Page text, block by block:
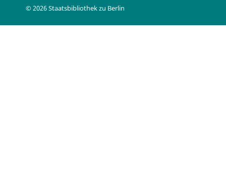
© 2026 Staatsbibliothek zu Berlin